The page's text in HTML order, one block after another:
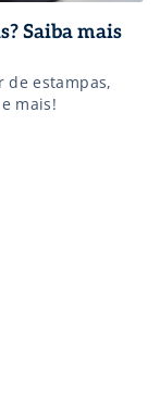
Saiba mais
estampas,
mais!